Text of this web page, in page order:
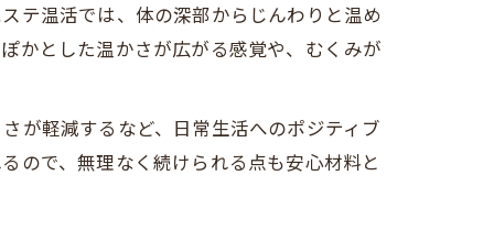
テ温活では、体の深部からじんわりと温め
かとした温かさが広がる感覚や、むくみが
が軽減するなど、日常生活へのポジティブ
ので、無理なく続けられる点も安心材料と